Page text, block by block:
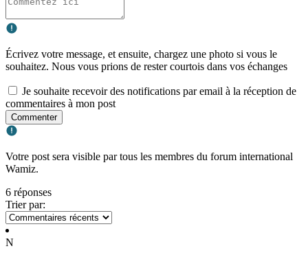
Écrivez votre message, et ensuite, chargez une photo si vous le
souhaitez. Nous vous prions de rester courtois dans vos échanges
Je souhaite recevoir des notifications par email à la réception de
commentaires à mon post
Commenter
Votre post sera visible par tous les membres du forum international
Wamiz.
6 réponses
Trier par:
N